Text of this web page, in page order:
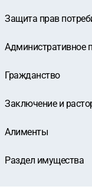
Защита прав
Административное
Гражданство
Заключение и
Алименты
Раздел имущества